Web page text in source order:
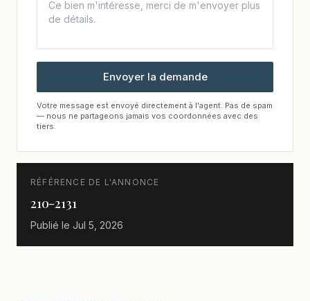
Envoyer la demande
Votre message est envoyé directement à l'agent. Pas de spam
— nous ne partageons jamais vos coordonnées avec des
tiers.
RÉFÉRENCE DE L'ANNONCE
210-2131
Publié le Jul 5, 2026